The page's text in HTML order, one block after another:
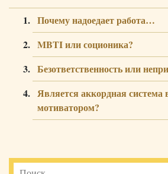
Почему надоедает работа…
MBTI или соционика?
Безответственность или
Является аккордная система
мотиватором?